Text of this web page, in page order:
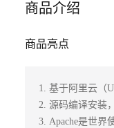
商品介绍
商品亮点
1. 基于阿里云（
2. 源码编译安装
3. Apache是世界